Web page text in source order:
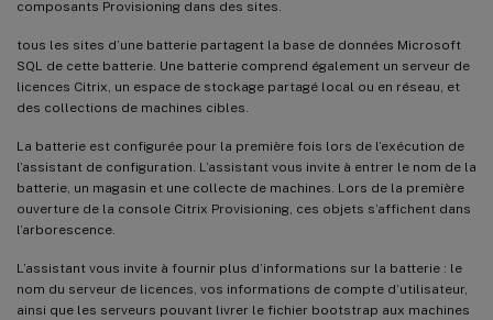
composants Provisioning dans des sites.
tous les sites d’une batterie partagent la base de données Microsoft
SQL de cette batterie. Une batterie comprend également un serveur de
licences Citrix, un espace de stockage partagé local ou en réseau, et
des collections de machines cibles.
La batterie est configurée pour la première fois lors de l’exécution de
l’assistant de configuration. L’assistant vous invite à entrer le nom de la
batterie, un magasin et une collecte de machines. Lors de la première
ouverture de la console Citrix Provisioning, ces objets s’affichent dans
l’arborescence.
L’assistant vous invite à fournir plus d’informations sur la batterie : le
nom du serveur de licences, vos informations de compte d’utilisateur,
ainsi que les serveurs pouvant livrer le fichier bootstrap aux machines